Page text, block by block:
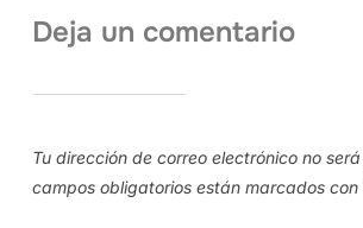
Deja un comentario
Tu dirección de correo electrónico no
campos obligatorios están marcados con